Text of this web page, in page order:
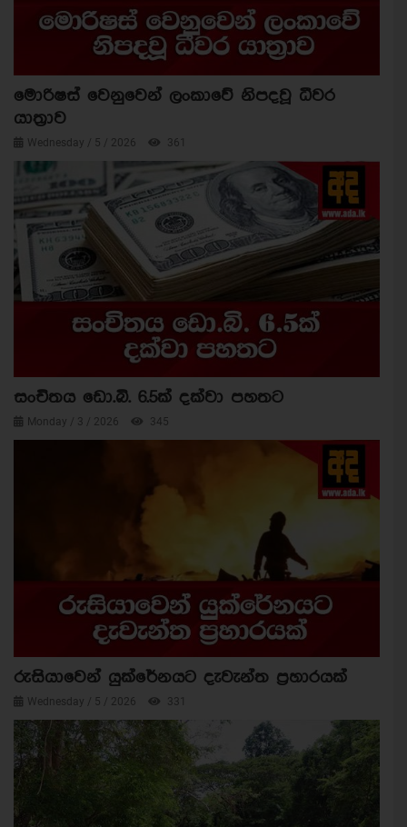
මොරිෂස් වෙනුවෙන් ලංකාවේ නිපදවූ ධීවර
යාත්‍රාව
Wednesday / 5 / 2026 361
සංචිතය ඩො.බි. 6.5ක් දක්වා පහතට
Monday / 3 / 2026 345
රුසියාවෙන් යුක්රේනයට දැවැන්ත ප්‍රහාරයක්
Wednesday / 5 / 2026 331